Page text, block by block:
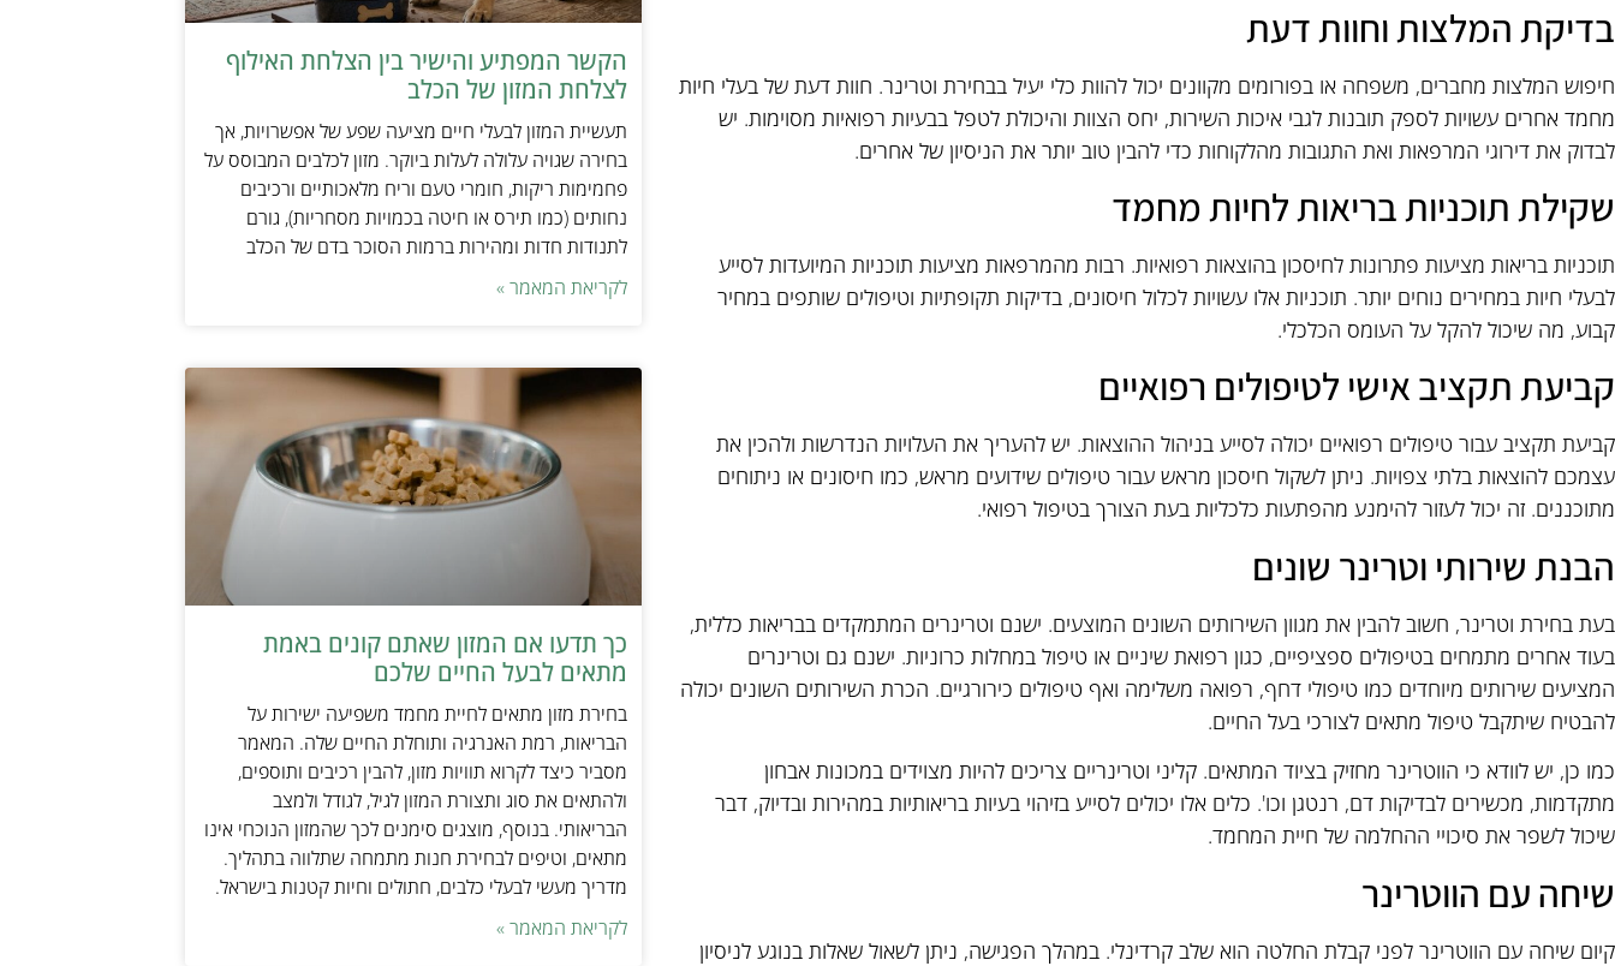
בדיקת המלצות וחוות דעת
חיפוש המלצות מחברים, משפחה או בפורומים מקוונים יכול להוות כלי יעיל בבחירת וטרינר. חוות דעת של בעלי חיות
מחמד אחרים עשויות לספק תובנות לגבי איכות השירות, יחס הצוות והיכולת לטפל בבעיות רפואיות מסוימות. יש
לבדוק את דירוגי המרפאות ואת התגובות מהלקוחות כדי להבין טוב יותר את הניסיון של אחרים.
שקילת תוכניות בריאות לחיות מחמד
תוכניות בריאות מציעות פתרונות לחיסכון בהוצאות רפואיות. רבות מהמרפאות מציעות תוכניות המיועדות לסייע
לבעלי חיות במחירים נוחים יותר. תוכניות אלו עשויות לכלול חיסונים, בדיקות תקופתיות וטיפולים שותפים במחיר
קבוע, מה שיכול להקל על העומס הכלכלי.
קביעת תקציב אישי לטיפולים רפואיים
קביעת תקציב עבור טיפולים רפואיים יכולה לסייע בניהול ההוצאות. יש להעריך את העלויות הנדרשות ולהכין את
עצמכם להוצאות בלתי צפויות. ניתן לשקול חיסכון מראש עבור טיפולים שידועים מראש, כמו חיסונים או ניתוחים
מתוכננים. זה יכול לעזור להימנע מהפתעות כלכליות בעת הצורך בטיפול רפואי.
הבנת שירותי וטרינר שונים
בעת בחירת וטרינר, חשוב להבין את מגוון השירותים השונים המוצעים. ישנם וטרינרים המתמקדים בבריאות כללית,
בעוד אחרים מתמחים בטיפולים ספציפיים, כגון רפואת שיניים או טיפול במחלות כרוניות. ישנם גם וטרינרים
המציעים שירותים מיוחדים כמו טיפולי דחף, רפואה משלימה ואף טיפולים כירורגיים. הכרת השירותים השונים יכולה
להבטיח שיתקבל טיפול מתאים לצורכי בעל החיים.
כמו כן, יש לוודא כי הווטרינר מחזיק בציוד המתאים. קליני וטרינריים צריכים להיות מצוידים במכונות אבחון
מתקדמות, מכשירים לבדיקות דם, רנטגן וכו'. כלים אלו יכולים לסייע בזיהוי בעיות בריאותיות במהירות ובדיוק, דבר
שיכול לשפר את סיכויי ההחלמה של חיית המחמד.
שיחה עם הווטרינר
קיום שיחה עם הווטרינר לפני קבלת החלטה הוא שלב קרדינלי. במהלך הפגישה, ניתן לשאול שאלות בנוגע לניסיון
הקשר המפתיע והישיר בין הצלחת האילוף
לצלחת המזון של הכלב
תעשיית המזון לבעלי חיים מציעה שפע של אפשרויות, אך
בחירה שגויה עלולה לעלות ביוקר. מזון לכלבים המבוסס על
פחמימות ריקות, חומרי טעם וריח מלאכותיים ורכיבים
נחותים (כמו תירס או חיטה בכמויות מסחריות), גורם
לתנודות חדות ומהירות ברמות הסוכר בדם של הכלב
לקריאת המאמר »
כך תדעו אם המזון שאתם קונים באמת
מתאים לבעל החיים שלכם
בחירת מזון מתאים לחיית מחמד משפיעה ישירות על
הבריאות, רמת האנרגיה ותוחלת החיים שלה. המאמר
מסביר כיצד לקרוא תוויות מזון, להבין רכיבים ותוספים,
ולהתאים את סוג ותצורת המזון לגיל, לגודל ולמצב
הבריאותי. בנוסף, מוצגים סימנים לכך שהמזון הנוכחי אינו
מתאים, וטיפים לבחירת חנות מתמחה שתלווה בתהליך.
מדריך מעשי לבעלי כלבים, חתולים וחיות קטנות בישראל.
לקריאת המאמר »